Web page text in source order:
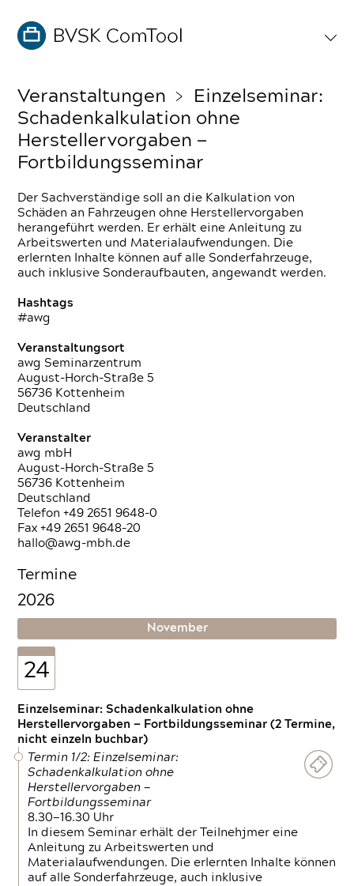
Veranstaltungen ﹥ Einzelseminar:
Schadenkalkulation ohne
Herstellervorgaben —
Fortbildungsseminar
Der Sachverständige soll an die Kalkulation von
Schäden an Fahrzeugen ohne Herstellervorgaben
herangeführt werden. Er erhält eine Anleitung zu
Arbeitswerten und Materialaufwendungen. Die
erlernten Inhalte können auf alle Sonderfahrzeuge,
auch inklusive Sonderaufbauten, angewandt werden.
Hashtags
#awg
Veranstaltungsort
awg Seminarzentrum
August-Horch-Straße 5
56736 Kottenheim
Deutschland
Veranstalter
awg mbH
August-Horch-Straße 5
56736 Kottenheim
Deutschland
Telefon +49 2651 9648-0
Fax +49 2651 9648-20
hallo@awg-mbh.de
Termine
2026
November
24
Einzelseminar: Schadenkalkulation ohne
Herstellervorgaben — Fortbildungsseminar (2 Termine,
nicht einzeln buchbar)
Termin 1/2: Einzelseminar:
Schadenkalkulation ohne
Herstellervorgaben —
Fortbildungsseminar
8.30—16.30 Uhr
In diesem Seminar erhält der Teilnehjmer eine
Anleitung zu Arbeitswerten und
Materialaufwendungen. Die erlernten Inhalte können
auf alle Sonderfahrzeuge, auch inklusive